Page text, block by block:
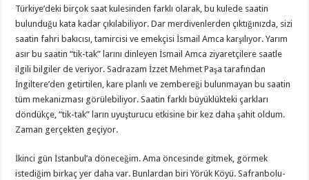
Türkiye’deki birçok saat kulesinden farklı olarak, bu kulede saatin
bulunduğu kata kadar çıkılabiliyor. Dar merdivenlerden çıktığınızda, sizi
saatin fahri bakıcısı, tamircisi ve emekçisi İsmail Amca karşılıyor. Yarım
asır bu saatin “tik-tak” larını dinleyen İsmail Amca ziyaretçilere saatle
ilgili bilgiler de veriyor. Sadrazam İzzet Mehmet Paşa tarafından
İngiltere’den getirtilen, kare planlı ve zembereği bulunmayan bu saatin
tüm mekanizması görülebiliyor. Saatin farklı büyüklükteki çarkları
döndükçe, “tik-tak” ların uyuşturucu etkisine bir kez daha şahit oldum.
Zaman gerçekten geçiyor.
İkinci gün İstanbul’a döneceğim. Ama öncesinde gitmek, görmek
istediğim birkaç yer daha var. Bunlardan biri Yörük Köyü. Safranbolu-